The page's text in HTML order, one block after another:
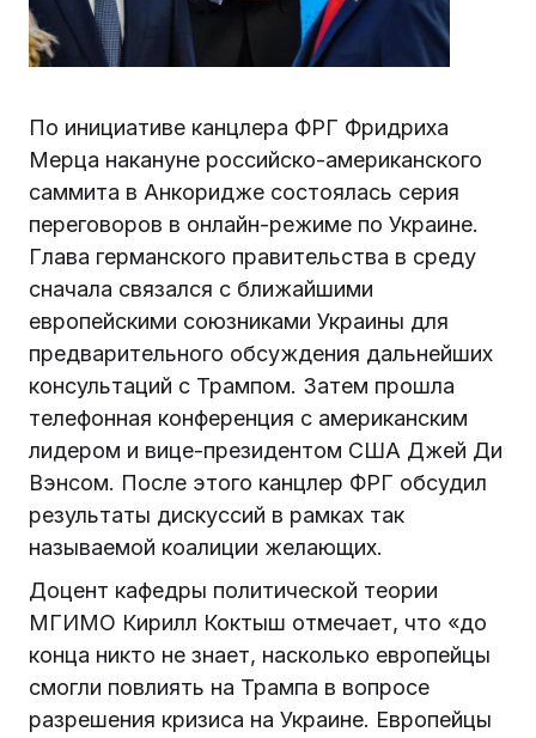
По инициативе канцлера ФРГ Фридриха
Мерца накануне российско-американского
саммита в Анкоридже состоялась серия
переговоров в онлайн-режиме по Украине.
Глава германского правительства в среду
сначала связался с ближайшими
европейскими союзниками Украины для
предварительного обсуждения дальнейших
консультаций с Трампом. Затем прошла
телефонная конференция с американским
лидером и вице-президентом США Джей Ди
Вэнсом. После этого канцлер ФРГ обсудил
результаты дискуссий в рамках так
называемой коалиции желающих.
Доцент кафедры политической теории
МГИМО Кирилл Коктыш отмечает, что «до
конца никто не знает, насколько европейцы
смогли повлиять на Трампа в вопросе
разрешения кризиса на Украине. Европейцы